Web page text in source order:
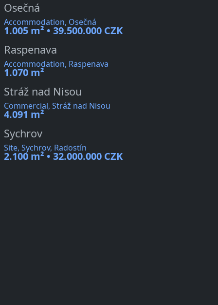
Osečná
Accommodation, Osečná
1.005 m² • 39.500.000 CZK
Raspenava
Accommodation, Raspenava
1.070 m²
Stráž nad Nisou
Commercial, Stráž nad Nisou
4.091 m²
Sychrov
Site, Sychrov, Radostín
2.100 m² • 32.000.000 CZK